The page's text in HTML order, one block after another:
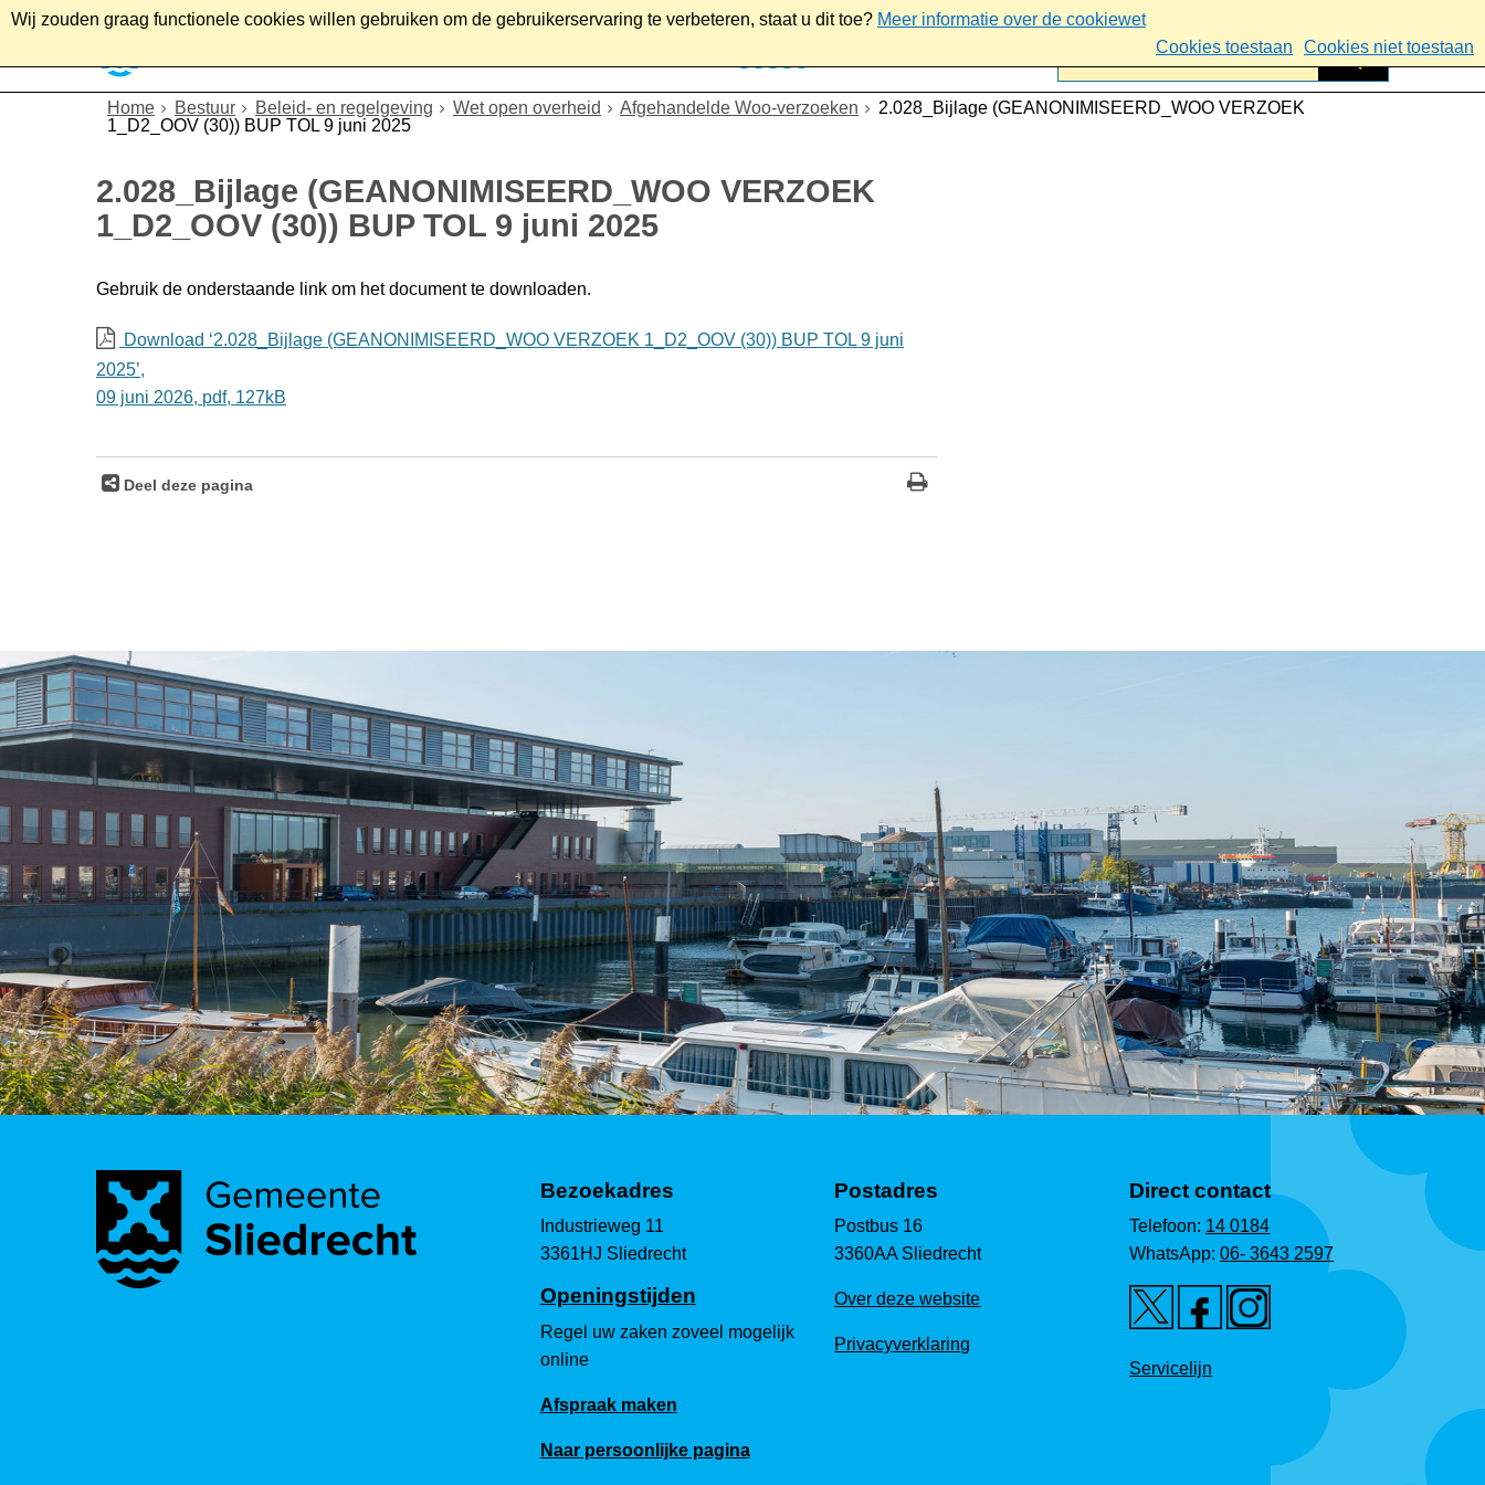
Wij zouden graag functionele cookies willen gebruiken om de gebruikerservaring te verbeteren, staat u dit toe? Meer informatie over de cookiewet
Cookies toestaan
Cookies niet toestaan
Home Bestuur Beleid- en regelgeving Wet open overheid Afgehandelde Woo-verzoeken
2.028_Bijlage (GEANONIMISEERD_WOO VERZOEK
1_D2_OOV (30)) BUP TOL 9 juni 2025
2.028_Bijlage (GEANONIMISEERD_WOO VERZOEK
1_D2_OOV (30)) BUP TOL 9 juni 2025
Gebruik de onderstaande link om het document te downloaden.
Download ‘2.028_Bijlage (GEANONIMISEERD_WOO VERZOEK 1_D2_OOV (30)) BUP TOL 9 juni
2025’,
09 juni 2026, pdf, 127kB
Deel deze pagina
Bezoekadres
Industrieweg 11
3361HJ Sliedrecht
Openingstijden
Regel uw zaken zoveel mogelijk
online
Afspraak maken
Naar persoonlijke pagina
Postadres
Postbus 16
3360AA Sliedrecht
Over deze website
Privacyverklaring
Direct contact
Telefoon: 14 0184
WhatsApp:06- 3643 2597
Servicelijn